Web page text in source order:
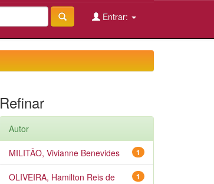
Entrar:
Refinar
Autor
1
MILITÃO, Vivianne Benevides
1
OLIVEIRA, Hamilton Reis de